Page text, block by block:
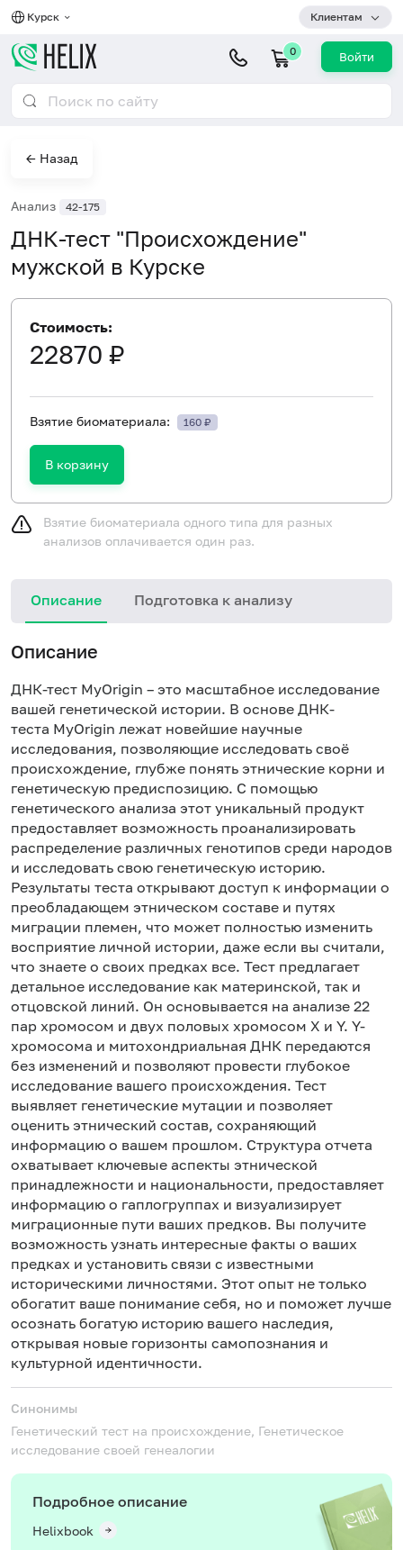
Курск Клиентам
0 Войти
← Назад
Анализ 42-175
ДНК-тест "Происхождение"
мужской в Курске
Стоимость:
22870 ₽
Взятие биоматериала: 160 ₽
В корзину
Взятие биоматериала одного типа для разных
анализов оплачивается один раз.
Описание Подготовка к анализу
Описание
ДНК-тест MyOrigin – это масштабное исследование
вашей генетической истории. В основе ДНК-
теста MyOrigin лежат новейшие научные
исследования, позволяющие исследовать своё
происхождение, глубже понять этнические корни и
генетическую предиспозицию. С помощью
генетического анализа этот уникальный продукт
предоставляет возможность проанализировать
распределение различных генотипов среди народов
и исследовать свою генетическую историю.
Результаты теста открывают доступ к информации о
преобладающем этническом составе и путях
миграции племен, что может полностью изменить
восприятие личной истории, даже если вы считали,
что знаете о своих предках все. Тест предлагает
детальное исследование как материнской, так и
отцовской линий. Он основывается на анализе 22
пар хромосом и двух половых хромосом X и Y. Y-
хромосома и митохондриальная ДНК передаются
без изменений и позволяют провести глубокое
исследование вашего происхождения. Тест
выявляет генетические мутации и позволяет
оценить этнический состав, сохраняющий
информацию о вашем прошлом. Структура отчета
охватывает ключевые аспекты этнической
принадлежности и национальности, предоставляет
информацию о гаплогруппах и визуализирует
миграционные пути ваших предков. Вы получите
возможность узнать интересные факты о ваших
предках и установить связи с известными
историческими личностями. Этот опыт не только
обогатит ваше понимание себя, но и поможет лучше
осознать богатую историю вашего наследия,
открывая новые горизонты самопознания и
культурной идентичности.
Синонимы
Генетический тест на происхождение, Генетическое
исследование своей генеалогии
Подробное описание
Helixbook